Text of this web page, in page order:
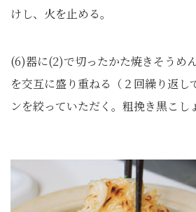
けし、火を止める。
(6)器に(2)で切ったかた焼きそうめ
を交互に盛り重ねる（２回繰り返し
ンを絞っていただく。粗挽き黒こし